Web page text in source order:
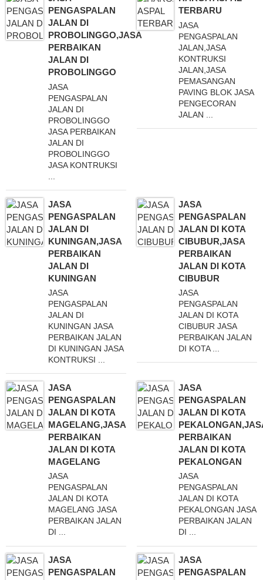
PENGASPALAN
JALAN DI
PROBOLINGGO,JASA
PERBAIKAN
JALAN DI
PROBOLINGGO
JASA
PENGASPALAN
JALAN DI
PROBOLINGGO
JASA PERBAIKAN
JALAN DI
PROBOLINGGO
JASA KONTRUKSI
TERBARU
JASA
PENGASPALAN
JALAN,JASA
KONTRUKSI
JALAN,JASA
PEMASANGAN
PAVING BLOK JASA
PENGECORAN
JALAN ...
JASA
PENGASPALAN
JALAN DI
KUNINGAN,JASA
PERBAIKAN
JALAN DI
KUNINGAN
JASA
PENGASPALAN
JALAN DI
KUNINGAN JASA
PERBAIKAN JALAN
DI KUNINGAN JASA
KONTRUKSI ...
JASA
PENGASPALAN
JALAN DI KOTA
CIBUBUR,JASA
PERBAIKAN
JALAN DI KOTA
CIBUBUR
JASA
PENGASPALAN
JALAN DI KOTA
CIBUBUR JASA
PERBAIKAN JALAN
DI KOTA ...
JASA
PENGASPALAN
JALAN DI KOTA
MAGELANG,JASA
PERBAIKAN
JALAN DI KOTA
MAGELANG
JASA
PENGASPALAN
JALAN DI KOTA
MAGELANG JASA
PERBAIKAN JALAN
DI ...
JASA
PENGASPALAN
JALAN DI KOTA
PERBAIKAN
JALAN DI KOTA
PEKALONGAN
JASA
PENGASPALAN
JALAN DI KOTA
PEKALONGAN JASA
PERBAIKAN JALAN
DI ...
JASA
PENGASPALAN
JASA
PENGASPALAN